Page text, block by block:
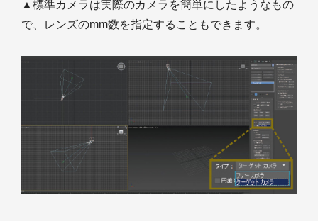
▲標準カメラは実際のカメラを簡単にしたようなもの
で、レンズのmm数を指定することもできます。